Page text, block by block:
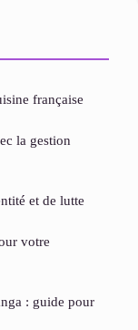
française
la gestion
et de lutte
votre
: guide pour